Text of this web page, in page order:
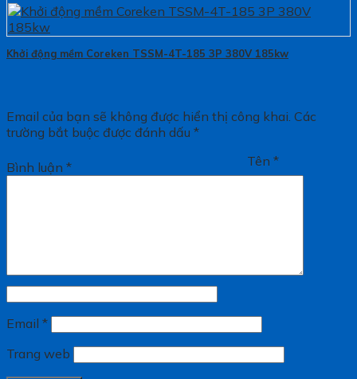
Khởi động mềm Coreken TSSM-4T-185 3P 380V 185kw
Email của bạn sẽ không được hiển thị công khai. Các
trường bắt buộc được đánh dấu *
Bình luận * Tên*
Email *
Trang web